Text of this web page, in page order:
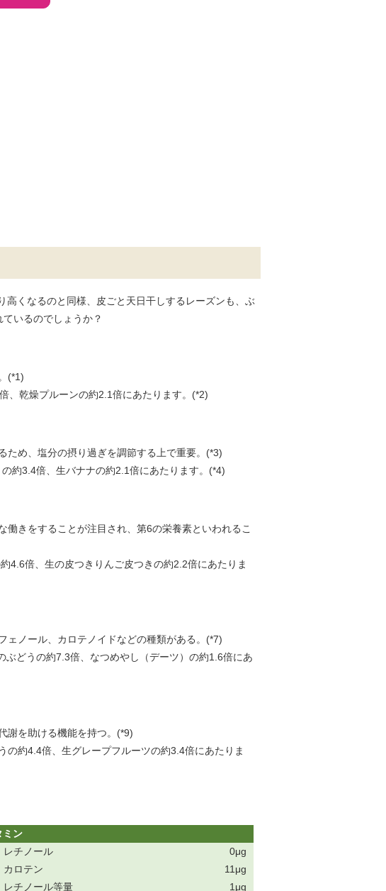
くなるのと同様、皮ごと天日干しするレーズンも、ぶ
いるのでしょうか？
(*1)
、乾燥プルーンの約2.1倍にあたります。(*2)
ため、塩分の摂り過ぎを調節する上で重要。(*3)
約3.4倍、生バナナの約2.1倍にあたります。(*4)
きをすることが注目され、第6の栄養素といわれるこ
4.6倍、生の皮つきりんご皮つきの約2.2倍にあたりま
ェノール、カロテノイドなどの種類がある。(*7)
どうの約7.3倍、なつめやし（デーツ）の約1.6倍にあ
謝を助ける機能を持つ。(*9)
約4.4倍、生グレープフルーツの約3.4倍にあたりま
ミン
レチノール
0μg
カロテン
11μg
レチノール等量
1μg